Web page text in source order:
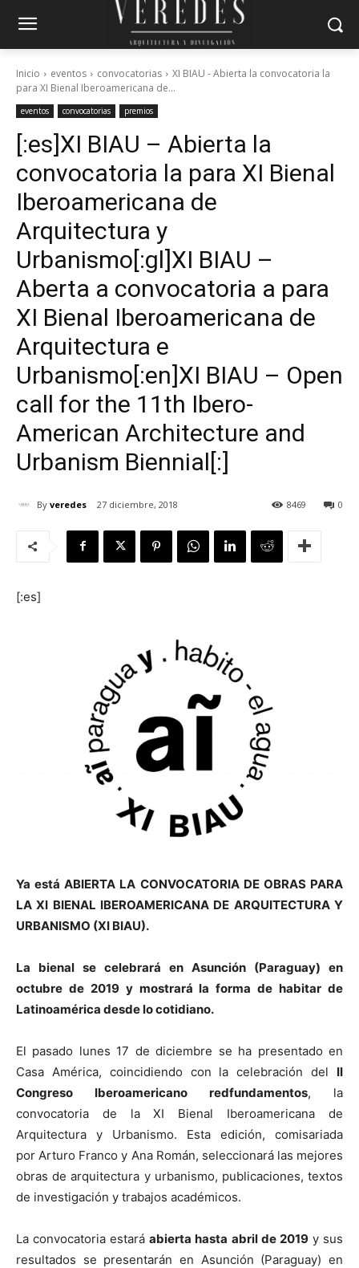
Inicio eventos convocatorias
XI BIAU - Abierta la convocatoria la
para XI Bienal Iberoamericana de...
eventos convocatorias premios
[:es]XI BIAU – Abierta la
convocatoria la para XI Bienal
Iberoamericana de
Arquitectura y
Urbanismo[:gl]XI BIAU –
Aberta a convocatoria a para
XI Bienal Iberoamericana de
Arquitectura e
Urbanismo[:en]XI BIAU – Open
call for the 11th Ibero-
American Architecture and
Urbanism Biennial[:]
By veredes 27 diciembre, 2018 0
8469
[:es]
Ya estáABIERTA LA CONVOCATORIA DE OBRAS PARA
LA XI BIENAL IBEROAMERICANA DE ARQUITECTURA Y
URBANISMO (XI BIAU).
La bienal se celebrará en Asunción (Paraguay) en
octubre de 2019 y mostrará la forma de habitar de
Latinoamérica desde lo cotidiano.
El pasado lunes 17 de diciembre se ha presentado en
Casa América, coincidiendo con la celebración del II
Congreso Iberoamericano redfundamentos, la
convocatoria de la XI Bienal Iberoamericana de
Arquitectura y Urbanismo. Esta edición, comisariada
por Arturo Franco y Ana Román, seleccionará las mejores
obras de arquitectura y urbanismo, publicaciones, textos
de investigación y trabajos académicos.
La convocatoria estaráabierta hasta abril de 2019y sus
resultados se presentarán en Asunción (Paraguay) en